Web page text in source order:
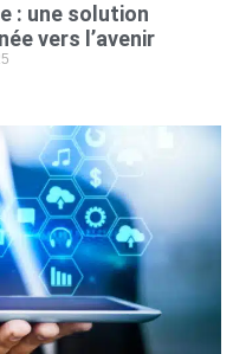
: une solution
vers l’avenir